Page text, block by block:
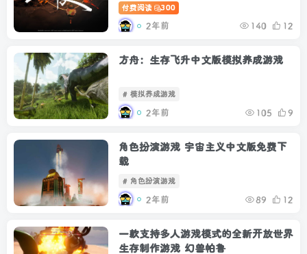
付费阅读 300
2年前 140 12
方舟：生存飞升中文版模拟养成游戏
# 模拟养成游戏
2年前 105 9
角色扮演游戏 宇宙主义中文版免费下
载
# 角色扮演游戏
2年前 89 12
一款支持多人游戏模式的全新开放世界
生存制作游戏 幻兽帕鲁